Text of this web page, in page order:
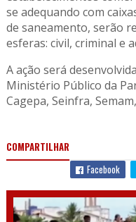
se adequando com
de saneamento, serão
esferas: civil, criminal e
A ação será
Ministério Público da
Cagepa, Seinfra,
COMPARTILHAR
Facebook